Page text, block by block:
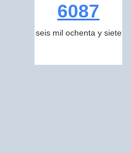
6087
seis mil ochenta y siete